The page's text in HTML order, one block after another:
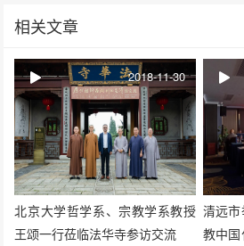
相关文章
北京大学哲学系、宗教学系教授
王颂一行莅临法华寺参访交流
2018-11-30
清远市
教中国